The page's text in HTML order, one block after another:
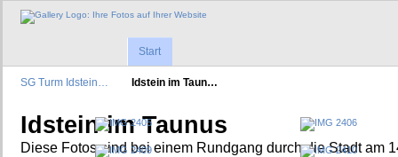
Start
SG Turm Idstein… Idstein im Taun…
Idstein im Taunus
Diese Fotos sind bei einem Rundgang durch die Stadt am